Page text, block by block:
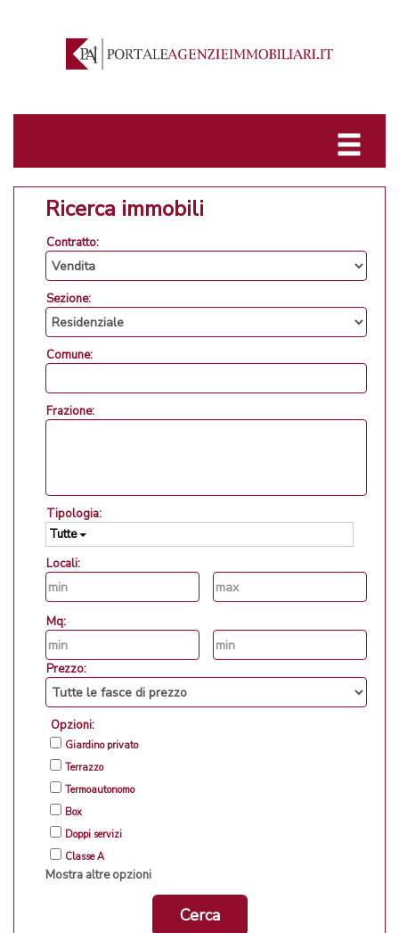
Ricerca immobili
Contratto:
Sezione:
Comune:
Frazione:
Tipologia:
Tutte
Locali:
Mq:
Prezzo:
Opzioni:
Giardino privato
Terrazzo
Termoautonomo
Box
Doppi servizi
Classe A
Mostra altre opzioni
Cerca